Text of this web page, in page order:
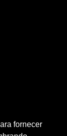
fornecer